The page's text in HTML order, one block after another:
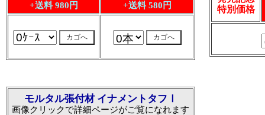
+送料 980円
+送料 580円
特別価格
モルタル張付材 イナメントタフⅠ
画像クリックで詳細ページがご覧になれます